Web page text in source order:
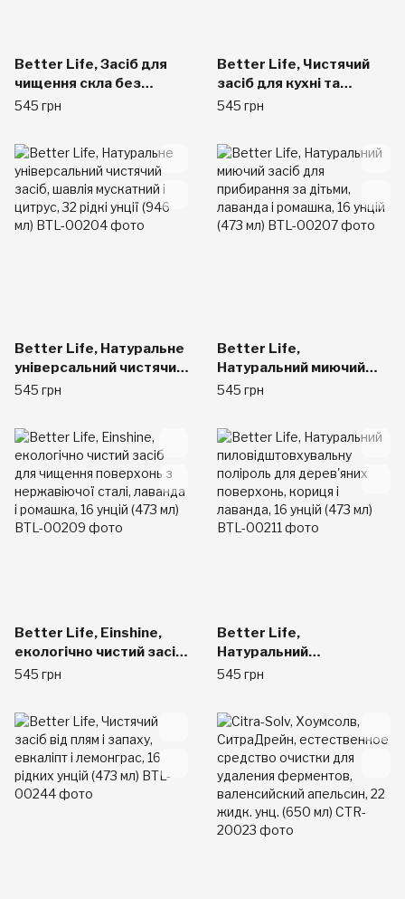
Better Life, Засіб для
чищення скла без
аміаку, 32 рідкі унції
545 грн
Better Life, Чистячий
засіб для кухні та
ванної, 16 рідких унцій
545 грн
Better Life, Натуральне
універсальний чистячий
засіб, шавлія мускатний і
(946 мл)
545 грн
Better Life,
Натуральний миючий
засіб для прибирання за
ромашка, 16 унцій (473
мл)
545 грн
Better Life, Einshine,
екологічно чистий засіб
для чищення поверхонь
лаванда і ромашка, 16
унцій (473 мл)
545 грн
Better Life,
Натуральний
пиловідштовхувальну
дерев'яних поверхонь,
кориця і лаванда, 16
унцій (473 мл)
545 грн